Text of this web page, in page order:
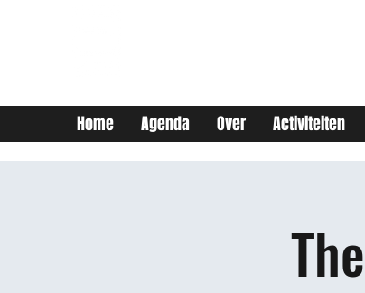
Home Agenda Over Activiteiten